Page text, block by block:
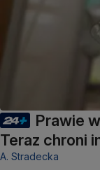
Prawie
Teraz chroni
A. Stradecka